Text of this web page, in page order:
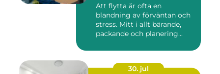
Att flytta är ofta en
blandning av förväntan och
stress. Mitt i allt bärande,
packande och planering...
30. jul